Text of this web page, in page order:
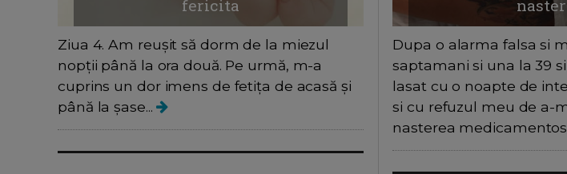
fericita
Ziua 4. Am reușit să dorm de la miezul
nopții până la ora două. Pe urmă, m-a
cuprins un dor imens de fetița de acasă și
până la șase...
Dupa o alarma falsa si
saptamani si una la 39
lasat cu o noapte de
si cu refuzul meu de a-
nasterea medicamentos